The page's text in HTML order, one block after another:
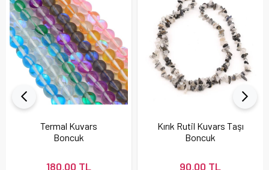
Termal Kuvars
Boncuk
180,00 TL
Kırık Rutil Kuvars Taşı
Boncuk
90,00 TL